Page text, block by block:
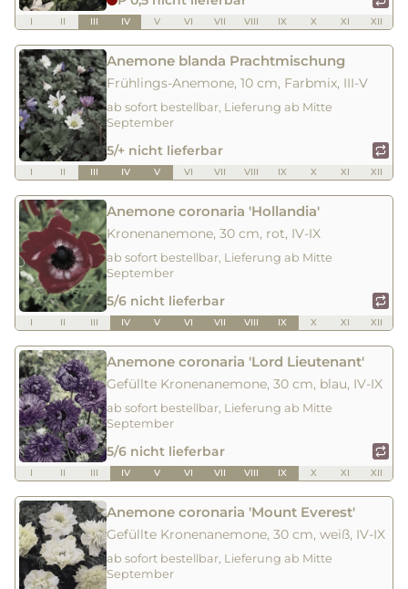
I II III IV V VI VII VIII IX X XI XII
Anemone blanda Prachtmischung
Frühlings-Anemone, 10 cm, Farbmix, III-V
ab sofort bestellbar, Lieferung ab Mitte
September
5/+ nicht lieferbar
I II III IV V VI VII VIII IX X XI XII
Anemone coronaria 'Hollandia'
Kronenanemone, 30 cm, rot, IV-IX
ab sofort bestellbar, Lieferung ab Mitte
September
5/6 nicht lieferbar
I II III IV V VI VII VIII IX X XI XII
Anemone coronaria 'Lord Lieutenant'
Gefüllte Kronenanemone, 30 cm, blau, IV-IX
ab sofort bestellbar, Lieferung ab Mitte
September
5/6 nicht lieferbar
I II III IV V VI VII VIII IX X XI XII
Anemone coronaria 'Mount Everest'
Gefüllte Kronenanemone, 30 cm, weiß, IV-IX
ab sofort bestellbar, Lieferung ab Mitte
September